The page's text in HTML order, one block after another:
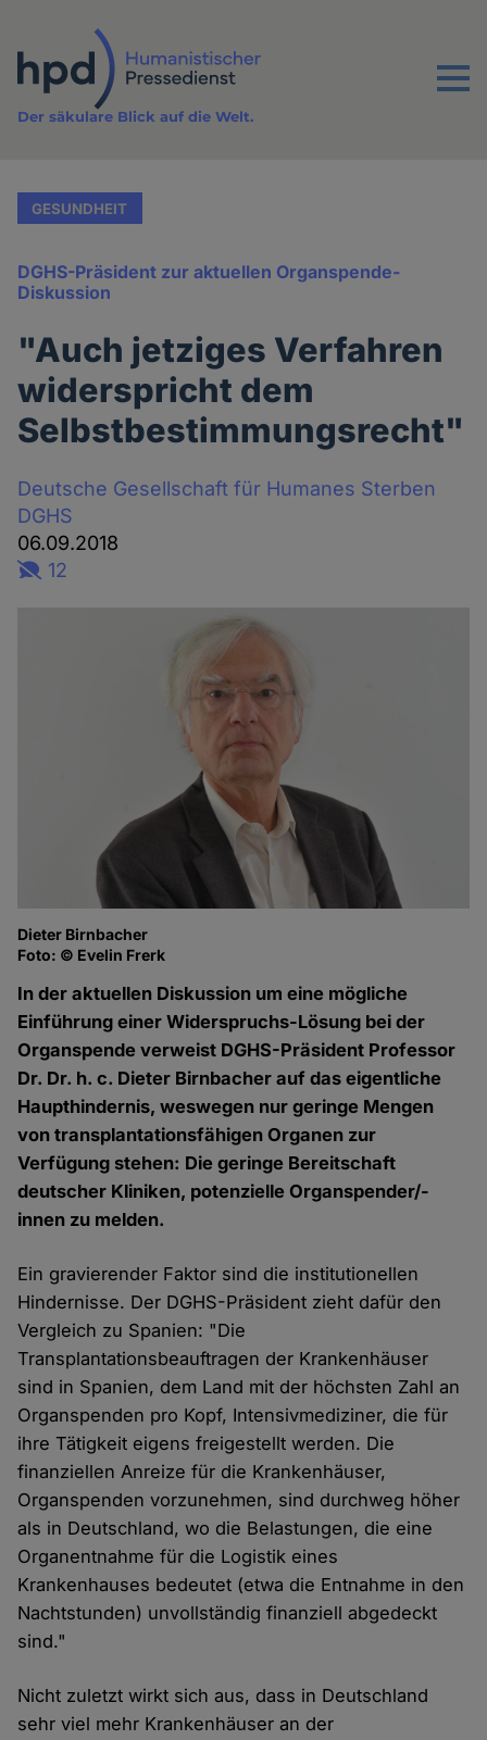
Inhalt
Menu
Der säkulare Blick auf die Welt.
GESUNDHEIT
DGHS-Präsident zur aktuellen Organspende-
Diskussion
"Auch jetziges Verfahren
widerspricht dem
Selbstbestimmungsrecht"
Deutsche Gesellschaft für Humanes Sterben
DGHS
06.09.2018
12
Dieter Birnbacher
Foto: © Evelin Frerk
In der aktuellen Diskussion um eine mögliche
Einführung einer Widerspruchs-Lösung bei der
Organspende verweist DGHS-Präsident Professor
Dr. Dr. h. c. Dieter Birnbacher auf das eigentliche
Haupthindernis, weswegen nur geringe Mengen
von transplantationsfähigen Organen zur
Verfügung stehen: Die geringe Bereitschaft
deutscher Kliniken, potenzielle Organspender/-
innen zu melden.
Ein gravierender Faktor sind die institutionellen
Hindernisse. Der DGHS-Präsident zieht dafür den
Vergleich zu Spanien: "Die
Transplantationsbeauftragen der Krankenhäuser
sind in Spanien, dem Land mit der höchsten Zahl an
Organspenden pro Kopf, Intensivmediziner, die für
ihre Tätigkeit eigens freigestellt werden. Die
finanziellen Anreize für die Krankenhäuser,
Organspenden vorzunehmen, sind durchweg höher
als in Deutschland, wo die Belastungen, die eine
Organentnahme für die Logistik eines
Krankenhauses bedeutet (etwa die Entnahme in den
Nachtstunden) unvollständig finanziell abgedeckt
sind."
Nicht zuletzt wirkt sich aus, dass in Deutschland
sehr viel mehr Krankenhäuser an der